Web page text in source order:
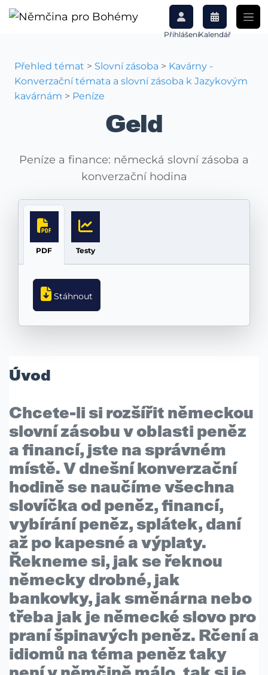
PřihlášeníKalendář
Přehled témat > Slovní zásoba > Kavárny -
Konverzační témata a slovní zásoba k Jazykovým
kavárnám > Peníze
Geld
Peníze a finance: německá slovní zásoba a
konverzační hodina
PDF Testy
Stáhnout
Úvod
Chcete-li si rozšířit německou
slovní zásobu v oblasti peněz
a financí, jste na správném
místě. V dnešníkonverzační
hodině se naučíme všechna
slovíčka od peněz, financí,
vybírání peněz, splátek, daní
až po kapesné a výplaty.
Řekneme si, jak se řeknou
německy drobné, jak
bankovky, jak směnárna nebo
třeba jak je německé slovo pro
praní špinavých peněz. Rčení a
idiomů na téma peněz taky